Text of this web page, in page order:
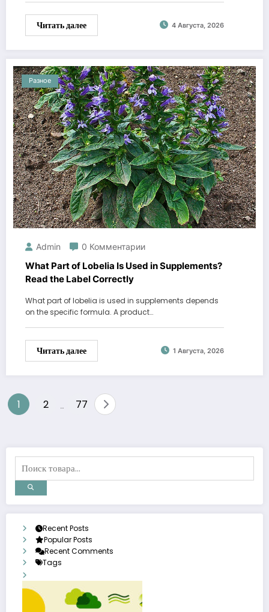
Читать далее 4 Августа, 2026
Разное
Admin 0 Комментарии
What Part of Lobelia Is Used in Supplements?
Read the Label Correctly
What part of lobelia is used in supplements depends
on the specific formula. A product…
Читать далее 1 Августа, 2026
Пагинация
1 2 77
Recent Posts
Popular Posts
Recent Comments
Tags